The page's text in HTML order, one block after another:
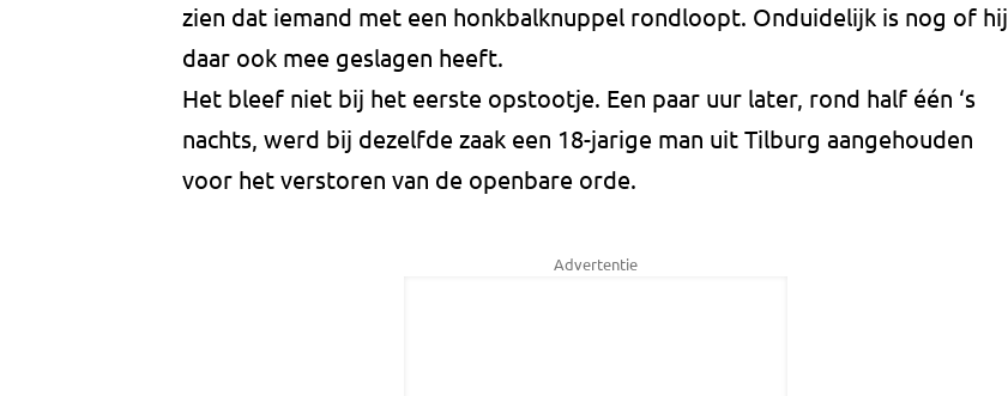
zien dat iemand met een honkbalknuppel rondloopt. Onduidelijk is nog of hij
daar ook mee geslagen heeft.
Het bleef niet bij het eerste opstootje. Een paar uur later, rond half één ‘s
nachts, werd bij dezelfde zaak een 18-jarige man uit Tilburg aangehouden
voor het verstoren van de openbare orde.
Advertentie